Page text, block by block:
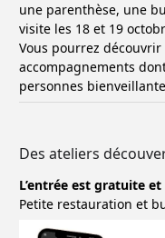
une parenthèse, une
visite les 18 et 19
Vous pourrez
accompagnements
personnes
Des ateliers
L’entrée est gratuite
Petite restauration et